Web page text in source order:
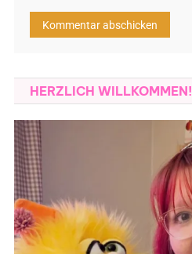
HERZLICH WILLKOMMEN!